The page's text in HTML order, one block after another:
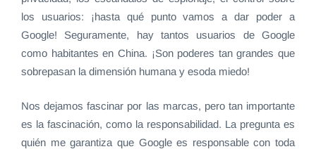
los usuarios: ¡hasta qué punto vamos a dar poder a
Google! Seguramente, hay tantos usuarios de Google
como habitantes en China. ¡Son poderes tan grandes que
sobrepasan la dimensión humana y esoda miedo!
Nos dejamos fascinar por las marcas, pero tan importante
es la fascinación, como la responsabilidad. La pregunta es
quién me garantiza que Google es responsable con toda